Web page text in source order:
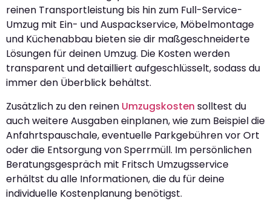
reinen Transportleistung bis hin zum Full-Service-
Umzug mit Ein- und Auspackservice, Möbelmontage
und Küchenabbau bieten sie dir maßgeschneiderte
Lösungen für deinen Umzug. Die Kosten werden
transparent und detailliert aufgeschlüsselt, sodass du
immer den Überblick behältst.
Zusätzlich zu den reinen Umzugskosten solltest du
auch weitere Ausgaben einplanen, wie zum Beispiel die
Anfahrtspauschale, eventuelle Parkgebühren vor Ort
oder die Entsorgung von Sperrmüll. Im persönlichen
Beratungsgespräch mit Fritsch Umzugsservice
erhältst du alle Informationen, die du für deine
individuelle Kostenplanung benötigst.